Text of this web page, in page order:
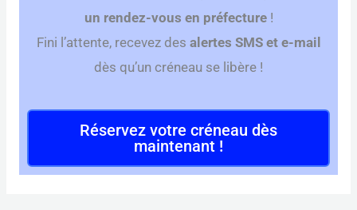
un rendez-vous en préfecture!
Fini l’attente, recevez des alertes SMS et e-mail
dès qu’un créneau se libère !
Réservez votre créneau dès
maintenant !